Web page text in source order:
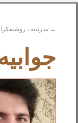
← مدرنیته ،